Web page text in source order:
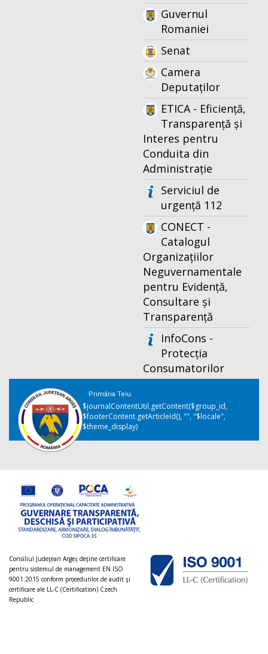
Guvernul
Romaniei
Senat
Camera
Deputaților
ETICA - Eficiență,
Transparență și
Interes pentru
Conduita din
Administrație
Serviciul de
urgență 112
CONECT -
Catalogul
Organizațiilor
Neguvernamentale
pentru Evidență,
Consultare și
Transparență
InfoCons -
Protecția
Consumatorilor
Primăria Teiu
$journalContentUtil.getContent($group_id,
$footerContent.getArticleId(), "", "$locale",
$theme_display)
Consiliul Judeţean Argeș deţine certificare
pentru sistemul de management EN ISO
9001:2015 conform procedurilor de audit şi
certificare ale LL-C (Certification) Czech
Republic